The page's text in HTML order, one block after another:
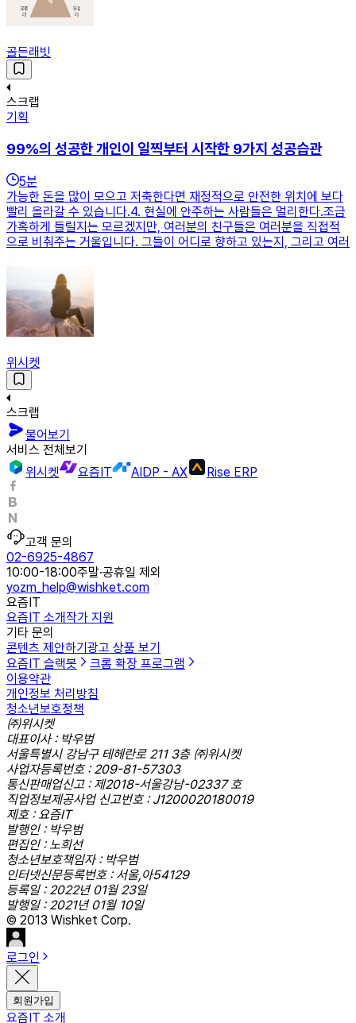
골든래빗
스크랩
기획
99%의 성공한 개인이 일찍부터 시작한 9가지 성공습관
5분
가능한 돈을 많이 모으고 저축한다면 재정적으로 안전한 위치에 보다
빨리 올라갈 수 있습니다.​4. 현실에 안주하는 사람들은 멀리한다.조금
가혹하게 들릴지는 모르겠지만, 여러분의 친구들은 여러분을 직접적
으로 비춰주는 거울입니다. 그들이 어디로 향하고 있는지, 그리고 여러
위시켓
스크랩
물어보기
서비스 전체보기
위시켓
요즘IT AIDP - AX Rise ERP
고객 문의
02-6925-4867
10:00-18:00주말·공휴일 제외
yozm_help@wishket.com
요즘IT
요즘IT 소개작가 지원
기타 문의
콘텐츠 제안하기광고 상품 보기
요즘IT 슬랙봇
크롬 확장 프로그램
이용약관
개인정보 처리방침
청소년보호정책
㈜위시켓
대표이사 : 박우범
서울특별시 강남구 테헤란로 211 3층 ㈜위시켓
사업자등록번호 : 209-81-57303
통신판매업신고 : 제2018-서울강남-02337 호
직업정보제공사업 신고번호 : J1200020180019
제호 : 요즘IT
발행인 : 박우범
편집인 : 노희선
청소년보호책임자 : 박우범
인터넷신문등록번호 : 서울,아54129
등록일 : 2022년 01월 23일
발행일 : 2021년 01월 10일
© 2013 Wishket Corp.
로그인
회원가입
요즘IT 소개